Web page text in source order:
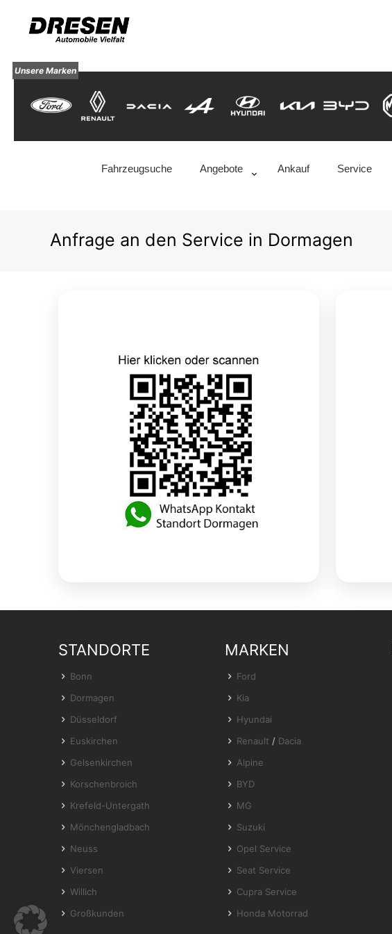
Unsere Marken
Fahrzeugsuche Angebote Ankauf Service
Anfrage an den Service in Dormagen
STANDORTE
Bonn
Dormagen
Düsseldorf
Euskirchen
Gelsenkirchen
Korschenbroich
Krefeld-Untergath
Mönchengladbach
Neuss
Viersen
Willich
Großkunden
MARKEN
Ford
Kia
Hyundai
Renault / Dacia
Alpine
BYD
MG
Suzuki
Opel Service
Seat Service
Cupra Service
Honda Motorrad